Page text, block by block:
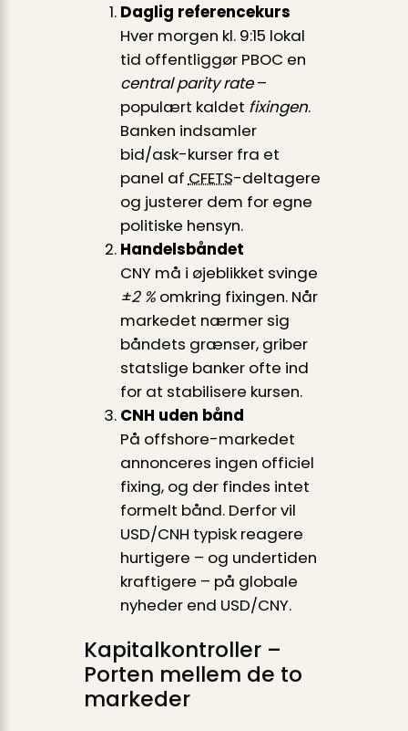
Daglig referencekurs
Hver morgen kl. 9:15 lokal
tid offentliggør PBOC en
central parity rate–
populært kaldet fixingen.
Banken indsamler
bid/ask-kurser fra et
panel afCFETS-deltagere
og justerer dem for egne
politiske hensyn.
Handelsbåndet
CNY må i øjeblikket svinge
±2 %omkring fixingen. Når
markedet nærmer sig
båndets grænser, griber
statslige banker ofte ind
for at stabilisere kursen.
CNH uden bånd
På offshore-markedet
annonceres ingen officiel
fixing, og der findes intet
formelt bånd. Derfor vil
USD/CNH typisk reagere
hurtigere – og undertiden
kraftigere – på globale
nyheder end USD/CNY.
Kapitalkontroller –
Porten mellem de to
markeder